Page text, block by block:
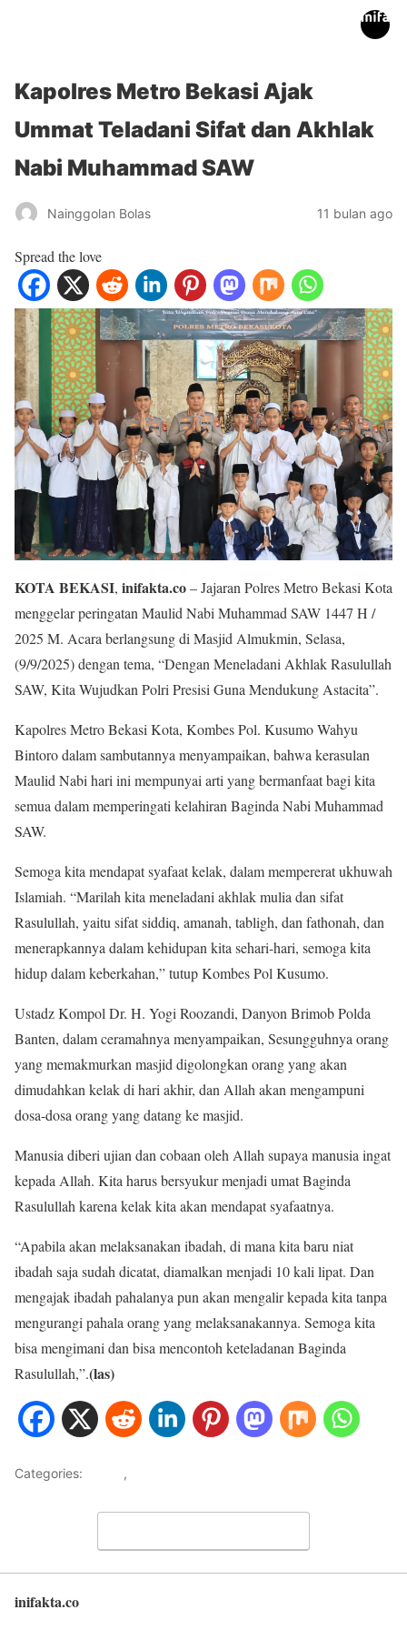
Kapolres Metro Bekasi Ajak
Ummat Teladani Sifat dan Akhlak
Nabi Muhammad SAW
Nainggolan Bolas 11 bulan ago
Spread the love
KOTA BEKASI, inifakta.co– Jajaran Polres Metro Bekasi Kota
menggelar peringatan Maulid Nabi Muhammad SAW 1447 H /
2025 M. Acara berlangsung di Masjid Almukmin, Selasa,
(9/9/2025) dengan tema, “Dengan Meneladani Akhlak Rasulullah
SAW, Kita Wujudkan Polri Presisi Guna Mendukung Astacita”.
Kapolres Metro Bekasi Kota, Kombes Pol. Kusumo Wahyu
Bintoro dalam sambutannya menyampaikan, bahwa kerasulan
Maulid Nabi hari ini mempunyai arti yang bermanfaat bagi kita
semua dalam memperingati kelahiran Baginda Nabi Muhammad
SAW.
Semoga kita mendapat syafaat kelak, dalam mempererat ukhuwah
Islamiah. “Marilah kita meneladani akhlak mulia dan sifat
Rasulullah, yaitu sifat siddiq, amanah, tabligh, dan fathonah, dan
menerapkannya dalam kehidupan kita sehari-hari, semoga kita
hidup dalam keberkahan,” tutup Kombes Pol Kusumo.
Ustadz Kompol Dr. H. Yogi Roozandi, Danyon Brimob Polda
Banten, dalam ceramahnya menyampaikan, Sesungguhnya orang
yang memakmurkan masjid digolongkan orang yang akan
dimudahkan kelak di hari akhir, dan Allah akan mengampuni
dosa-dosa orang yang datang ke masjid.
Manusia diberi ujian dan cobaan oleh Allah supaya manusia ingat
kepada Allah. Kita harus bersyukur menjadi umat Baginda
Rasulullah karena kelak kita akan mendapat syafaatnya.
“Apabila akan melaksanakan ibadah, di mana kita baru niat
ibadah saja sudah dicatat, diamalkan menjadi 10 kali lipat. Dan
mengajak ibadah pahalanya pun akan mengalir kepada kita tanpa
mengurangi pahala orang yang melaksanakannya. Semoga kita
bisa mengimani dan bisa mencontoh keteladanan Baginda
Rasulullah,”.(las)
Categories: ,
inifakta.co